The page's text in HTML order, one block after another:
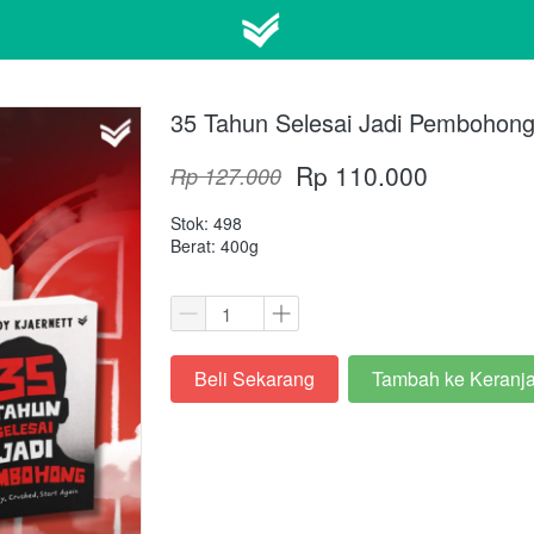
35 Tahun Selesai Jadi
Rp 127.000 Rp 110.000
Stok: 498
Berat: 400g
`Beli Sekarang `
Tambah ke